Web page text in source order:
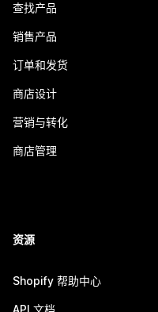
查找产品
销售产品
订单和发货
商店设计
营销与转化
商店管理
资源
Shopify 帮助中心